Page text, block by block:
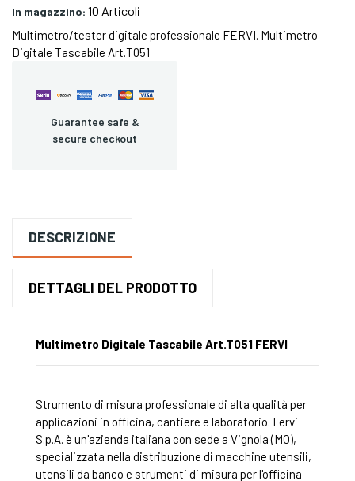
In magazzino: 10 Articoli
Multimetro/tester digitale professionale FERVI. Multimetro
Digitale Tascabile Art.T051
Guarantee safe &
secure checkout
DESCRIZIONE
DETTAGLI DEL PRODOTTO
Multimetro Digitale Tascabile Art.T051 FERVI
Strumento di misura professionale di alta qualità per
applicazioni in officina, cantiere e laboratorio. Fervi
S.p.A. è un'azienda italiana con sede a Vignola (MO),
specializzata nella distribuzione di macchine utensili,
utensili da banco e strumenti di misura per l'officina